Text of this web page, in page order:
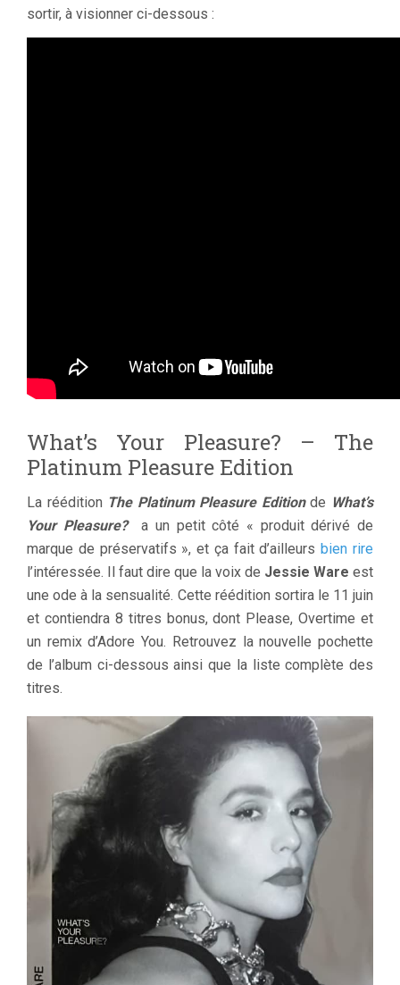
sortir, à visionner ci-dessous :
What’s Your Pleasure? – The
Platinum Pleasure Edition
La réédition The Platinum Pleasure Editionde What’s
Your Pleasure?a un petit côté « produit dérivé de
marque de préservatifs », et ça fait d’ailleursbien rire
l’intéressée. Il faut dire que la voix de Jessie Ware est
une ode à la sensualité. Cette réédition sortira le 11 juin
et contiendra 8 titres bonus, dont Please, Overtime et
un remix d’Adore You. Retrouvez la nouvelle pochette
de l’album ci-dessous ainsi que la liste complète des
titres.